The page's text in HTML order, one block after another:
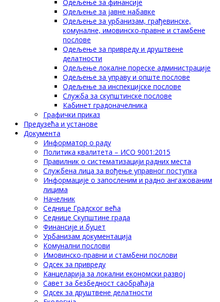
Одељење за финансије
Одељење за јавне набавке
Одељење за урбанизам, грађевинске,
комуналне, имовинско-правне и стамбене
послове
Одељење за привреду и друштвене
делатности
Одељење локалне пореске администрације
Одељење за управу и опште послове
Одељење за инспекцијске послове
Служба за скупштинске послове
Кабинет градоначелника
Графички приказ
Предузећа и установе
Документа
Информатор о раду
Политика квалитета – ИСО 9001:2015
Правилник о систематизацији радних места
Службена лица за вођење управног поступка
Информације о запосленим и радно ангажованим
лицима
Начелник
Седнице Градског већа
Седнице Скупштине града
Финансије и буџет
Урбанизам документација
Комунални послови
Имовинско-правни и стамбени послови
Одсек за привреду
Канцеларија за локални економски развој
Савет за безбедност саобраћаја
Одсек за друштвене делатности